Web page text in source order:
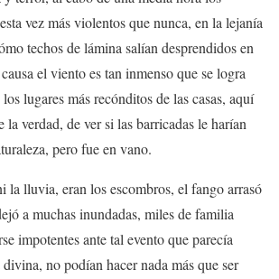
vez más violentos que nunca, en la lejanía
techos de lámina salían desprendidos en
el viento es tan inmenso que se logra
lugares más recónditos de las casas, aquí
la verdad, de ver si las barricadas le harían
pero fue en vano.
la lluvia, eran los escombros, el fango arrasó
a muchas inundadas, miles de familia
impotentes ante tal evento que parecía
no podían hacer nada más que ser